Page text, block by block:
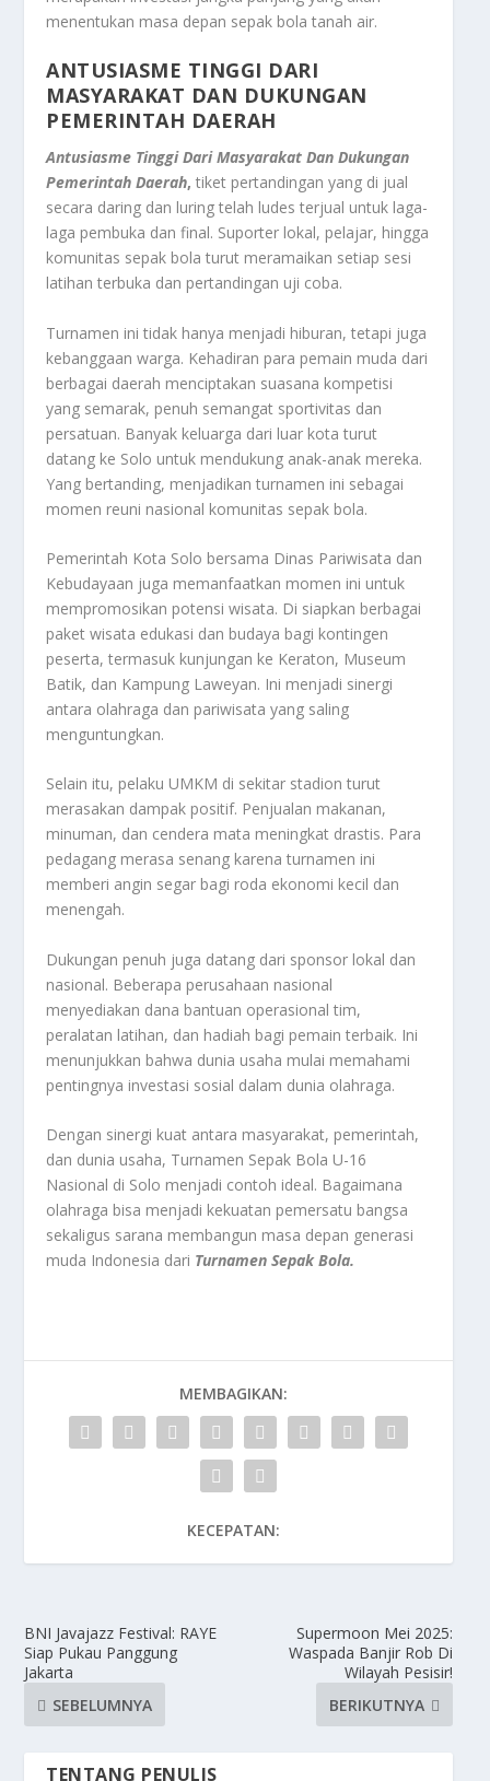
menentukan masa depan sepak bola tanah air.
ANTUSIASME TINGGI DARI
MASYARAKAT DAN DUKUNGAN
PEMERINTAH DAERAH
Antusiasme Tinggi Dari Masyarakat Dan Dukungan
Pemerintah Daerah,tiket pertandingan yang di jual
secara daring dan luring telah ludes terjual untuk laga-
laga pembuka dan final. Suporter lokal, pelajar, hingga
komunitas sepak bola turut meramaikan setiap sesi
latihan terbuka dan pertandingan uji coba.
Turnamen ini tidak hanya menjadi hiburan, tetapi juga
kebanggaan warga. Kehadiran para pemain muda dari
berbagai daerah menciptakan suasana kompetisi
yang semarak, penuh semangat sportivitas dan
persatuan. Banyak keluarga dari luar kota turut
datang ke Solo untuk mendukung anak-anak mereka.
Yang bertanding, menjadikan turnamen ini sebagai
momen reuni nasional komunitas sepak bola.
Pemerintah Kota Solo bersama Dinas Pariwisata dan
Kebudayaan juga memanfaatkan momen ini untuk
mempromosikan potensi wisata. Di siapkan berbagai
paket wisata edukasi dan budaya bagi kontingen
peserta, termasuk kunjungan ke Keraton, Museum
Batik, dan Kampung Laweyan. Ini menjadi sinergi
antara olahraga dan pariwisata yang saling
menguntungkan.
Selain itu, pelaku UMKM di sekitar stadion turut
merasakan dampak positif. Penjualan makanan,
minuman, dan cendera mata meningkat drastis. Para
pedagang merasa senang karena turnamen ini
memberi angin segar bagi roda ekonomi kecil dan
menengah.
Dukungan penuh juga datang dari sponsor lokal dan
nasional. Beberapa perusahaan nasional
menyediakan dana bantuan operasional tim,
peralatan latihan, dan hadiah bagi pemain terbaik. Ini
menunjukkan bahwa dunia usaha mulai memahami
pentingnya investasi sosial dalam dunia olahraga.
Dengan sinergi kuat antara masyarakat, pemerintah,
dan dunia usaha, Turnamen Sepak Bola U-16
Nasional di Solo menjadi contoh ideal. Bagaimana
olahraga bisa menjadi kekuatan pemersatu bangsa
sekaligus sarana membangun masa depan generasi
muda Indonesia dari Turnamen Sepak Bola.
MEMBAGIKAN:
KECEPATAN:
BNI Javajazz Festival: RAYE
Siap Pukau Panggung
Jakarta
SEBELUMNYA
Supermoon Mei 2025:
Waspada Banjir Rob Di
Wilayah Pesisir!
BERIKUTNYA
TENTANG PENULIS